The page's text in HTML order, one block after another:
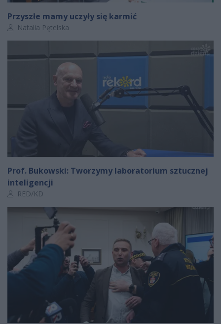
Przyszłe mamy uczyły się karmić
Autor artykułu:
Natalia Pętelska
Prof. Bukowski: Tworzymy laboratorium sztucznej
inteligencji
Autor artykułu:
RED/KD